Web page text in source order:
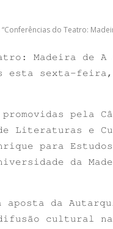
“Conferências do Teatro:
Madeira de
esta sexta-
pela
Literaturas e
para
da
aposta da
cultural